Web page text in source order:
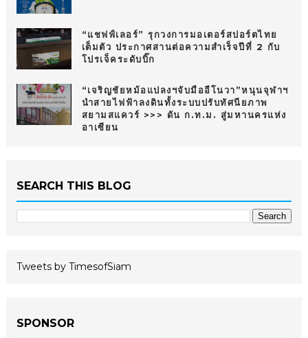
“แชฟฟ์เลอร์” รุกวงการมอเตอร์สปอร์ตไทย
เต็มตัว ประกาศสานต่อความสำเร็จปีที่ 2 กับ
โปรเจ็คระดับบิ๊ก
“เจริญชัยหม้อแปลงฯจับมืออีโนวา”หนุนจุฬาฯ
นำสายไฟฟ้าลงดินทั้งระบบปรับทัศนียภาพ
สยามสแควร์ >>> ดัน ก.ท.ม. สู่มหานครแห่ง
อาเซียน
SEARCH THIS BLOG
Tweets by TimesofSiam
SPONSOR